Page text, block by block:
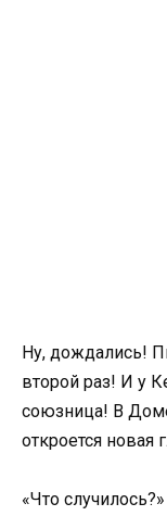
Ну, дождались!
второй раз! И у
союзница! В
откроется новая
«Что